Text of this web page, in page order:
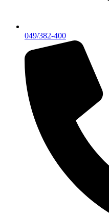
049/382-400